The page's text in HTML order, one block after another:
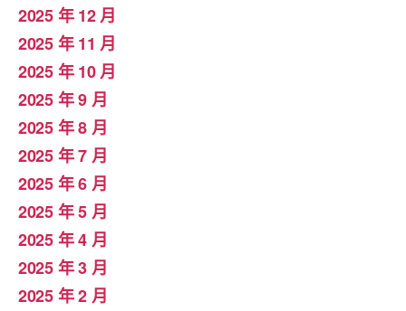
2025 年 12 月
2025 年 11 月
2025 年 10 月
2025 年 9 月
2025 年 8 月
2025 年 7 月
2025 年 6 月
2025 年 5 月
2025 年 4 月
2025 年 3 月
2025 年 2 月